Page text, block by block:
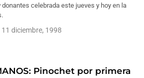
celebrada este jueves y hoy en la
11 diciembre, 1998
Pinochet por primera